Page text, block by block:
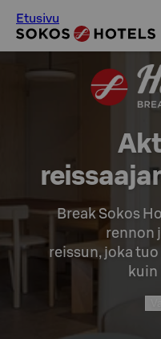
Etusivu
Break Sokos
rennon
reissun, joka
kuin